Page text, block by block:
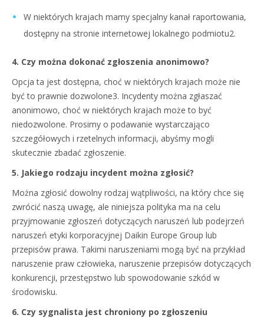
W niektórych krajach mamy specjalny kanał raportowania,
dostępny na stronie internetowej lokalnego podmiotu2.
4. Czy można dokonać zgłoszenia anonimowo?
Opcja ta jest dostępna, choć w niektórych krajach może nie
być to prawnie dozwolone3. Incydenty można zgłaszać
anonimowo, choć w niektórych krajach może to być
niedozwolone. Prosimy o podawanie wystarczająco
szczegółowych i rzetelnych informacji, abyśmy mogli
skutecznie zbadać zgłoszenie.
5. Jakiego rodzaju incydent można zgłosić?
Można zgłosić dowolny rodzaj wątpliwości, na który chce się
zwrócić naszą uwagę, ale niniejsza polityka ma na celu
przyjmowanie zgłoszeń dotyczących naruszeń lub podejrzeń
naruszeń etyki korporacyjnej Daikin Europe Group lub
przepisów prawa. Takimi naruszeniami mogą być na przykład
naruszenie praw człowieka, naruszenie przepisów dotyczących
konkurencji, przestępstwo lub spowodowanie szkód w
środowisku.
6. Czy sygnalista jest chroniony po zgłoszeniu